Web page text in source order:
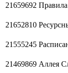
21659692
21652810
21555245
21469869 Аллея